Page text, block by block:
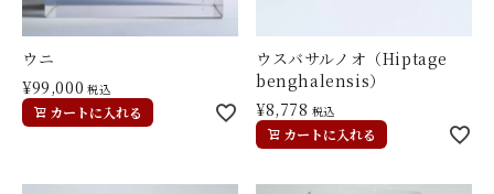
ウニ
¥99,000 税込
カートに入れる
ウスバサルノオ（Hiptage
benghalensis）
¥8,778 税込
カートに入れる